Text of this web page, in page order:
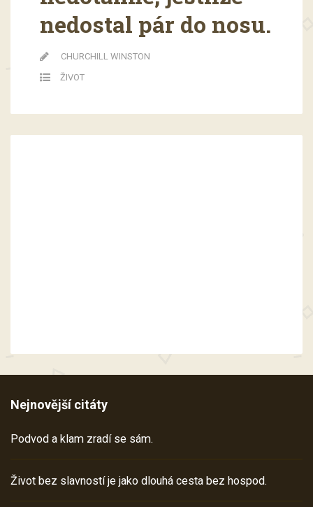
nedostal pár do nosu.
CHURCHILL WINSTON
ŽIVOT
Nejnovější citáty
Podvod a klam zradí se sám.
Život bez slavností je jako dlouhá cesta bez hospod.